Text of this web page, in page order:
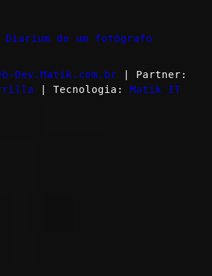
Diarium de um fotógrafo
Dev.Matik.com.br | Partner:
| Tecnologia: Matik IT